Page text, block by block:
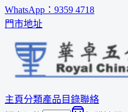
WhatsApp： 9359 4718
門市地址
主頁分類產品 目錄聯絡